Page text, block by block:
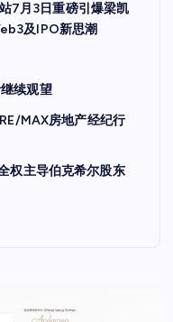
7月3日重磅引爆梁凯
及IPO新思潮
续观望
MAX房地产经纪行
权主导伯克希尔股东